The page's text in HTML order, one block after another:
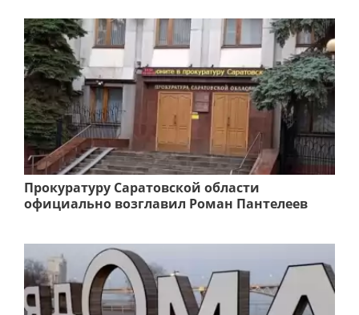
Прокуратуру Саратовской области
официально возглавил Роман Пантелеев